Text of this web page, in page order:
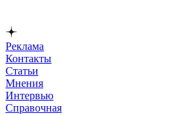
Реклама
Контакты
Статьи
Мнения
Интервью
Справочная